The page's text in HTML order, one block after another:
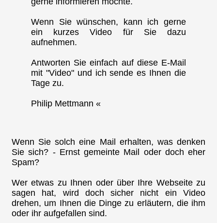
Wenn Sie wünschen, kann ich gerne
ein kurzes Video für Sie dazu
aufnehmen.
Antworten Sie einfach auf diese E-Mail
mit "Video" und ich sende es Ihnen die
Tage zu.
Philip Mettmann «
Wenn Sie solch eine Mail erhalten, was denken
Sie sich? - Ernst gemeinte Mail oder doch eher
Spam?
Wer etwas zu Ihnen oder über Ihre Webseite zu
sagen hat, wird doch sicher nicht ein Video
drehen, um Ihnen die Dinge zu erläutern, die ihm
oder ihr aufgefallen sind.